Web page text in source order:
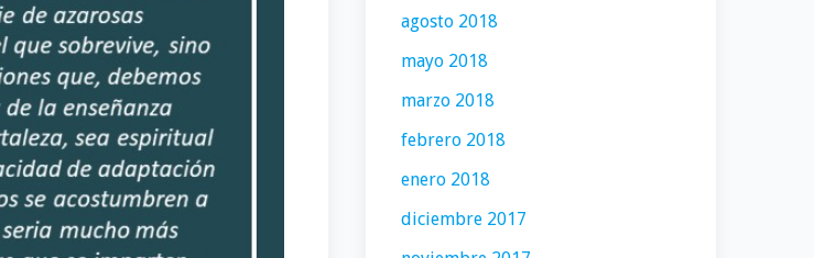
agosto 2018
mayo 2018
marzo 2018
febrero 2018
enero 2018
diciembre 2017